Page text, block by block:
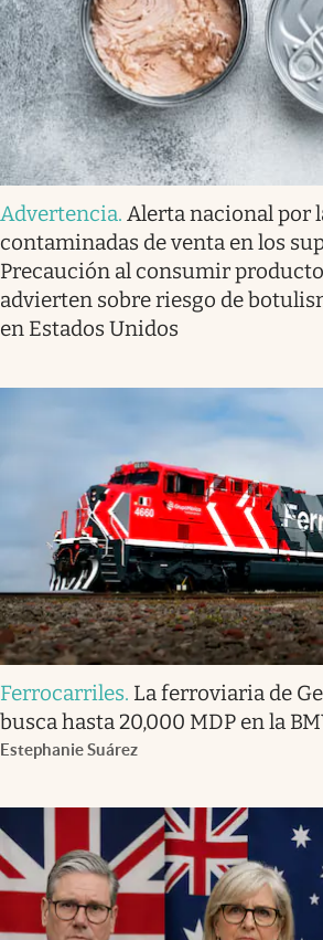
Advertencia. Alerta nacional por
contaminadas de venta en los
Precaución al consumir
advierten sobre riesgo de
en Estados Unidos
Ferrocarriles. La ferroviaria de
busca hasta 20,000 MDP en la
Estephanie Suárez